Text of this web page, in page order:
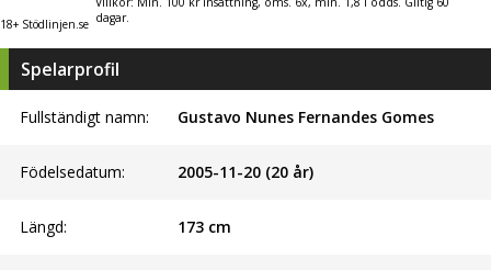
18+ Stödlinjen.se dagar.
Spelarprofil
Fullständigt namn: Gustavo Nunes Fernandes Gomes
Födelsedatum: 2005-11-20 (20 år)
Längd: 173cm